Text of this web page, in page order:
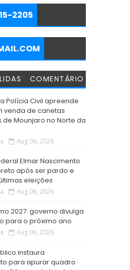
e
g
a
m
s
e
g
e
r
i
2205
COMENTÁRIO
Polícia Civil apreende
venda de canetas
de Mounjaro no Norte da
Aug 06, 2026
Elmar Nascimento
após ser pardo e
eleições
Aug 06, 2026
2027: governo divulga
para o próximo ano
Aug 06, 2026
instaura
para apurar quadro